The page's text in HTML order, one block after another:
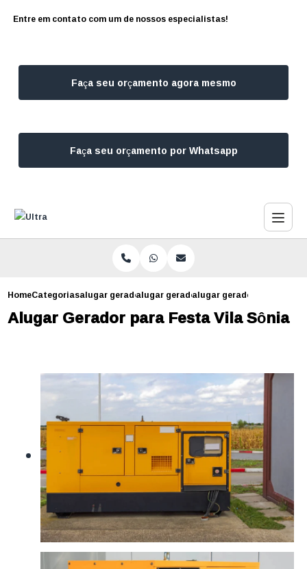
Entre em contato com um de nossos especialistas!
Faça seu orçamento agora mesmo
Faça seu orçamento por Whatsapp
HomeCategoriasalugar geradoresalugar gerador de energia campo belo
alugar gerador para festa
Alugar Gerador para Festa Vila Sônia